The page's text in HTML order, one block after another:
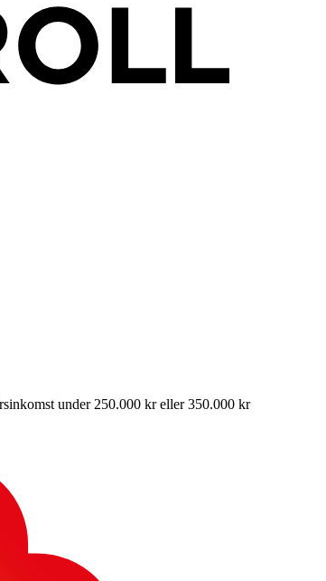
under 250.000 kr eller 350.000 kr